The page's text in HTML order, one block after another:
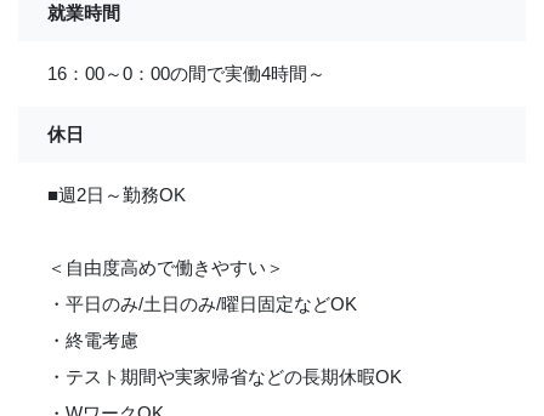
就業時間
16：00～0：00の間で実働4時間～
休日
■週2日～勤務OK
＜自由度高めで働きやすい＞
・平日のみ/土日のみ/曜日固定などOK
・終電考慮
・テスト期間や実家帰省などの長期休暇OK